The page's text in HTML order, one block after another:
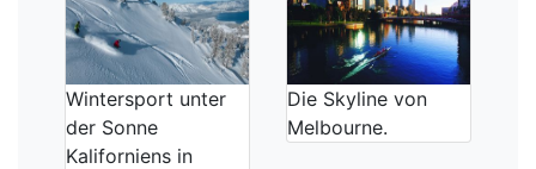
Wintersport unter
der Sonne
Kaliforniens in
Die Skyline von
Melbourne.